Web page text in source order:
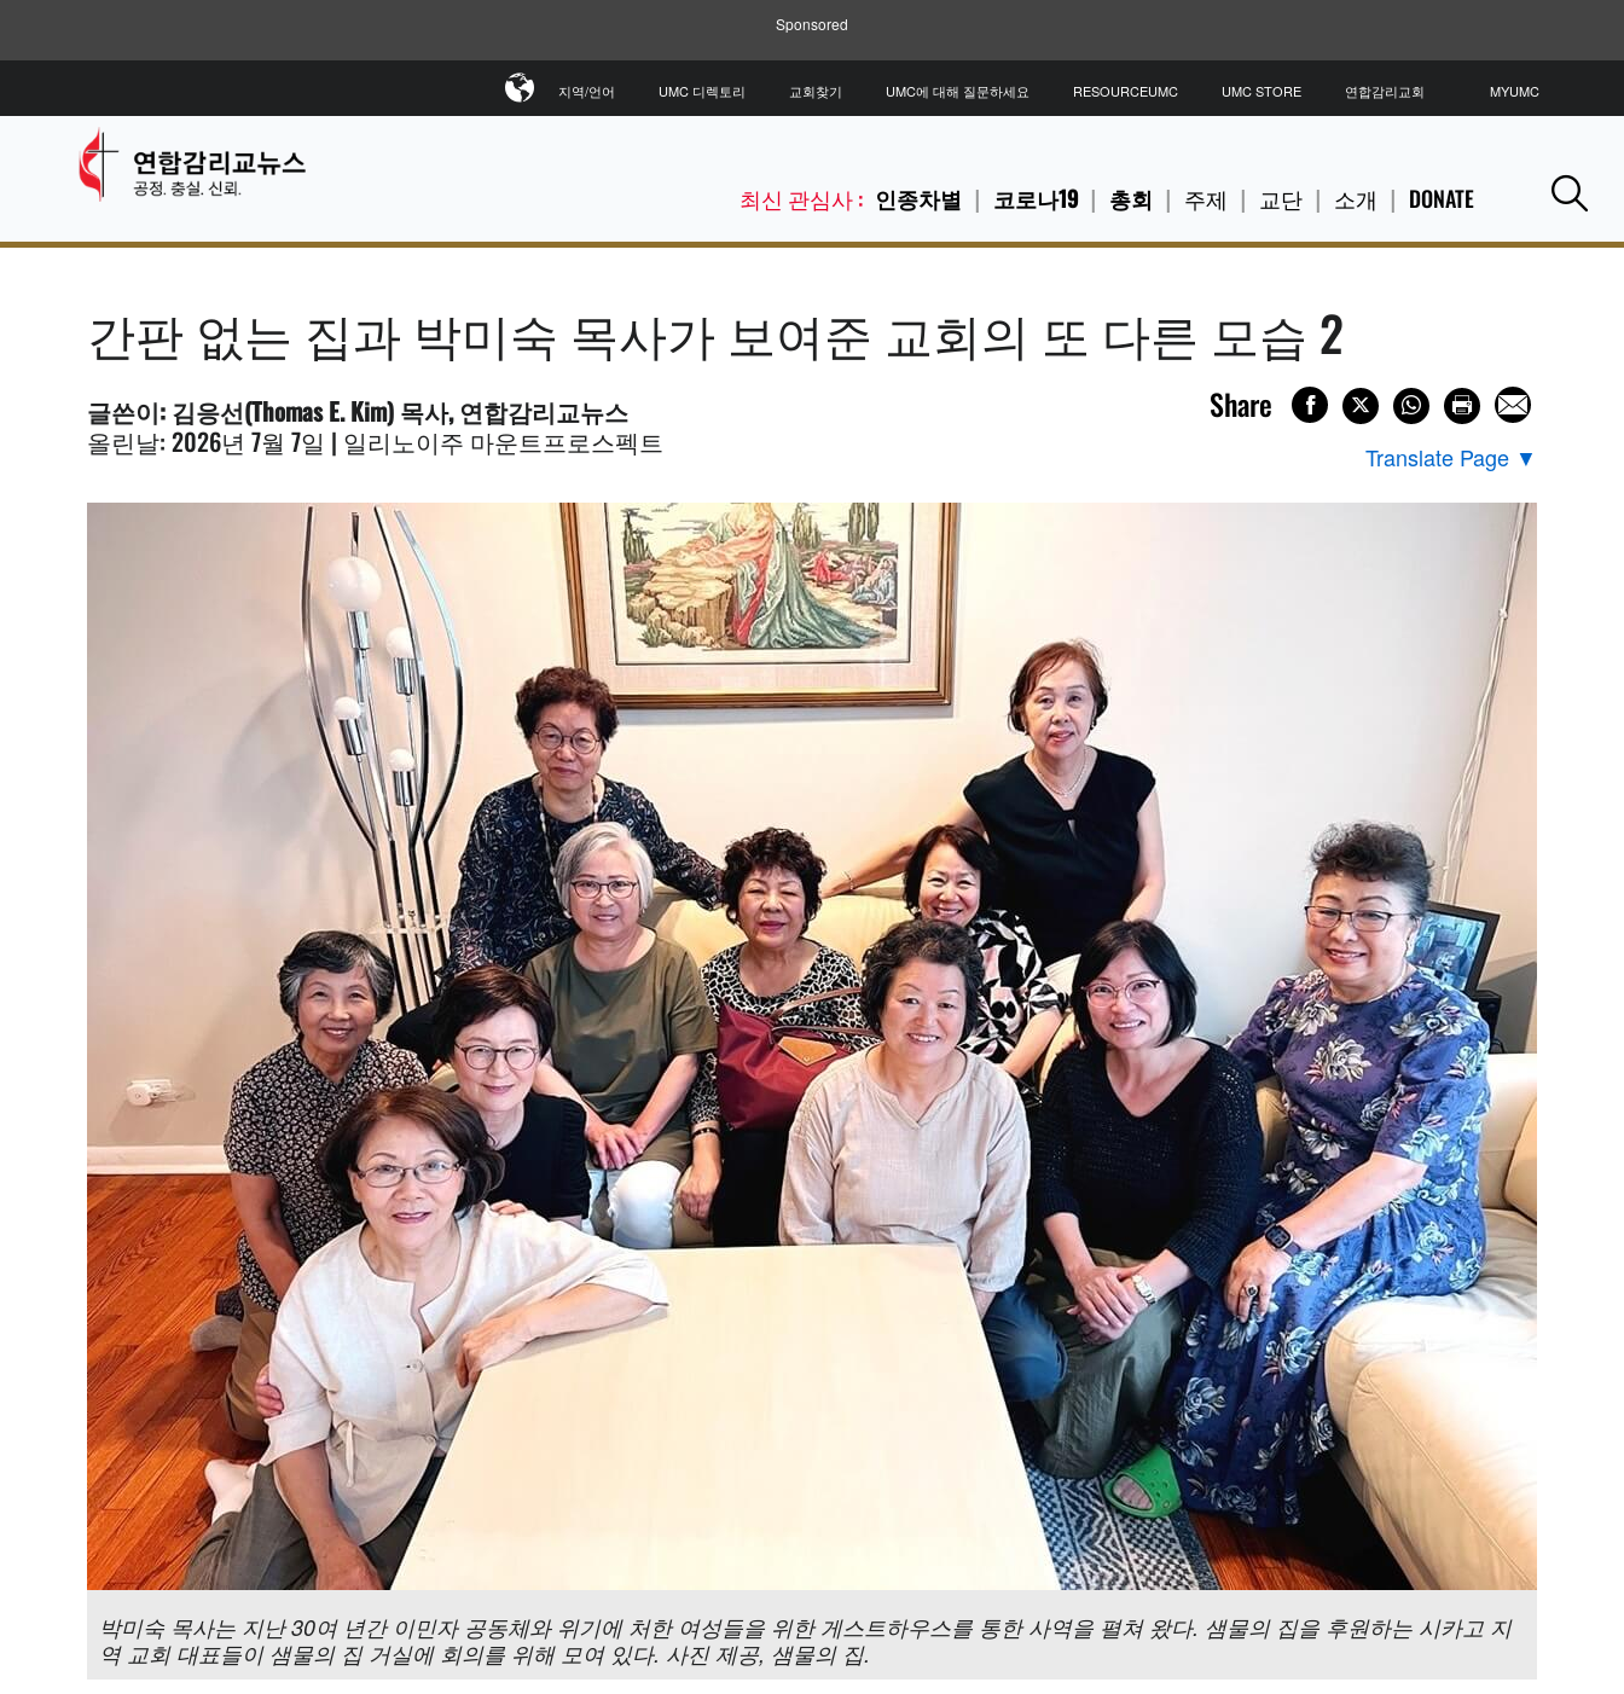
Sponsored
최신 관심사 : 인종차별 코로나19 총회 주제 교단 소개 DONATE
지역/언어 UMC 디렉토리 교회찾기 UMC에 대해 질문하세요 RESOURCEUMC UMC STORE 연합감리교회 MYUMC
간판 없는 집과 박미숙 목사가 보여준 교회의 또 다른 모습 2
글쓴이: 김응선(Thomas E. Kim) 목사, 연합감리교뉴스
올린날: 2026년 7월 7일 | 일리노이주 마운트프로스펙트
Share
Translate Page ▼
박미숙 목사는 지난 30여 년간 이민자 공동체와 위기에 처한 여성들을 위한 게스트하우스를 통한 사역을 펼쳐 왔다. 샘물의 집을 후원하는 시카고 지
역 교회 대표들이 샘물의 집 거실에 회의를 위해 모여 있다. 사진 제공, 샘물의 집.